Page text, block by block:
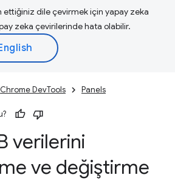
dile çevirmek için yapay zeka
zeka çevirilerinde hata olabilir.
Chrome DevTools Panels
verilerini
ve değiştirme